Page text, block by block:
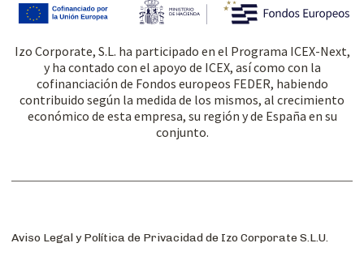
Izo Corporate, S.L. ha participado en el Programa ICEX-Next,
y ha contado con el apoyo de ICEX, así como con la
cofinanciación de Fondos europeos FEDER, habiendo
contribuido según la medida de los mismos, al crecimiento
económico de esta empresa, su región y de España en su
conjunto.
Aviso Legal y Política de Privacidad de Izo Corporate S.L.U.